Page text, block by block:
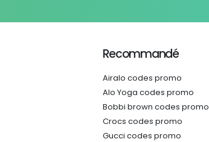
Recommandé
Airalo codes promo
Alo Yoga codes promo
Bobbi brown codes promo
Crocs codes promo
Gucci codes promo